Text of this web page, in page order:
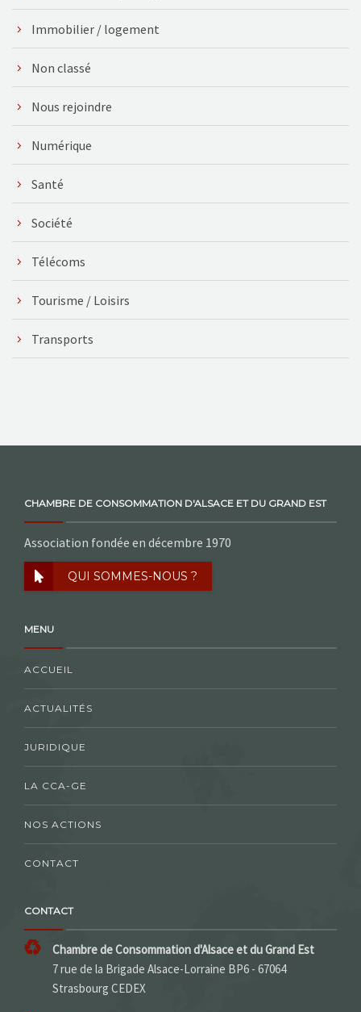
Immobilier / logement
Non classé
Nous rejoindre
Numérique
Santé
Société
Télécoms
Tourisme / Loisirs
Transports
CHAMBRE DE CONSOMMATION D'ALSACE ET DU GRAND EST
Association fondée en décembre 1970
QUI SOMMES-NOUS ?
MENU
ACCUEIL
ACTUALITÉS
JURIDIQUE
LA CCA-GE
NOS ACTIONS
CONTACT
CONTACT
Chambre de Consommation d'Alsace et du Grand Est
7 rue de la Brigade Alsace-Lorraine BP6 - 67064
Strasbourg CEDEX